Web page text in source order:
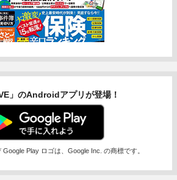
」のAndroidアプリが登場！
Play ロゴは、Google Inc. の商標です。